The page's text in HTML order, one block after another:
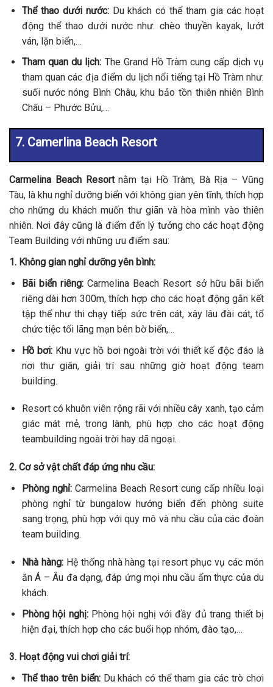
Thể thao dưới nước:Du khách có thể tham gia các hoạt
động thể thao dưới nước như: chèo thuyền kayak, lướt
ván, lặn biển,…
Tham quan du lịch: The Grand Hồ Tràm cung cấp dịch vụ
tham quan các địa điểm du lịch nổi tiếng tại Hồ Tràm như:
suối nước nóng Bình Châu, khu bảo tồn thiên nhiên Bình
Châu – Phước Bửu,…
7. Camerlina Beach Resort
Carmelina Beach Resortnằm tại Hồ Tràm, Bà Rịa – Vũng
Tàu, là khu nghỉ dưỡng biển với không gian yên tĩnh, thích hợp
cho những du khách muốn thư giãn và hòa mình vào thiên
nhiên. Nơi đây cũng là điểm đến lý tưởng cho các hoạt động
Team Building với những ưu điểm sau:
1. Không gian nghỉ dưỡng yên bình:
Bãi biển riêng: Carmelina Beach Resort sở hữu bãi biển
riêng dài hơn 300m, thích hợp cho các hoạt động gắn kết
tập thể như thi chạy tiếp sức trên cát, xây lâu đài cát, tổ
chức tiệc tối lãng mạn bên bờ biển,…
Hồ bơi:Khu vực hồ bơi ngoài trời với thiết kế độc đáo là
nơi thư giãn, giải trí sau những giờ hoạt động team
building.
Resort có khuôn viên rộng rãi với nhiều cây xanh, tạo cảm
giác mát mẻ, trong lành, phù hợp cho các hoạt động
teambuilding ngoài trời hay dã ngoại.
2. Cơ sở vật chất đáp ứng nhu cầu:
Phòng nghỉ:Carmelina Beach Resort cung cấp nhiều loại
phòng nghỉ từ bungalow hướng biển đến phòng suite
sang trọng, phù hợp với quy mô và nhu cầu của các đoàn
team building.
Nhà hàng:Hệ thống nhà hàng tại resort phục vụ các món
ăn Á – Âu đa dạng, đáp ứng mọi nhu cầu ẩm thực của du
khách.
Phòng hội nghị:Phòng hội nghị với đầy đủ trang thiết bị
hiện đại, thích hợp cho các buổi họp nhóm, đào tạo,…
3. Hoạt động vui chơi giải trí:
Thể thao trên biển:Du khách có thể tham gia các trò chơi